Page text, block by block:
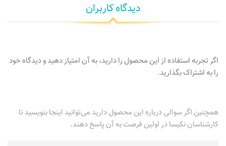
دیدگاه کاربران
اگر تجربه استفاده از این محصول را دارید، به آن امتیاز دهید و دیدگاه خود
را به اشتراک بگذارید.
همچنین اگر سوالی درباره این محصول دارید می‌توانید اینجا بنویسید تا
کارشناسان نکیسا در اولین فرصت به آن پاسخ دهند.